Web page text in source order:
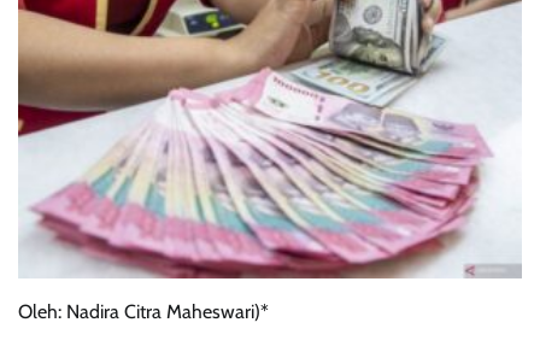
Oleh: Nadira Citra Maheswari)*